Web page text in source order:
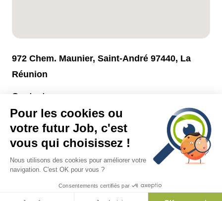
972 Chem. Maunier, Saint-André 97440, La
Réunion
Contact
Veuillez vous connecteroucréer un compte
pour voir les
coordonnées du recruteur.
Pour les cookies ou
votre futur Job, c'est
vous qui choisissez !
Nous utilisons des cookies pour améliorer votre
navigation. C'est OK pour vous ?
Consentements certifiés par